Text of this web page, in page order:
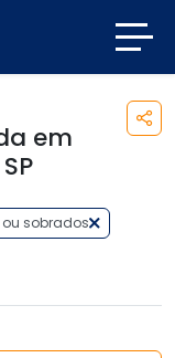
em
sobrados